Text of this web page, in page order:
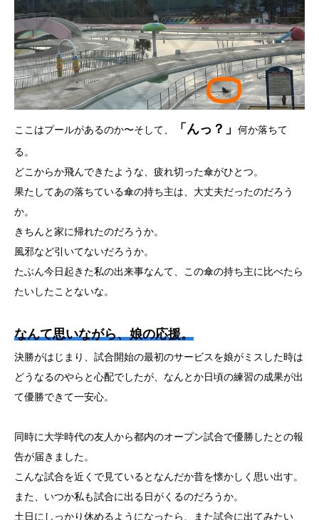
ここはプールがあるのか〜そして、 「んっ？」
何か落ちて
る。
どこからか飛んできたような、疲れ切った傘がひとつ。
果たしてあの落ちている傘の持ち主は、大丈夫だったのだろう
か。
きちんと家に帰れたのだろうか。
風邪など引いてないだろうか。
たぶん今日起きた私の出来事なんて、この傘の持ち主に比べたら
たいしたことないな。
なんて思いながら、娘の応援。
決勝がはじまり、試合開始の最初のサービスを娘がミスした時は
どうなるのやらと心配でしたが、なんとか日頃の練習の成果が出
て優勝できて一安心。
同時に大学時代の友人から都内のオープン試合で優勝したとの報
告が届きました。
こんな試合を近くで見ているとなんだか昔を懐かしく思い出す。
また、いつか私も試合に出る日がくるのだろうか。
土日にしっかり休めるようになったら、また試合に出てみたい